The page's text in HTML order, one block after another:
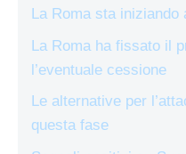
La Roma sta
La Roma ha fissato il
l’eventuale cessione
Le alternative per
questa fase